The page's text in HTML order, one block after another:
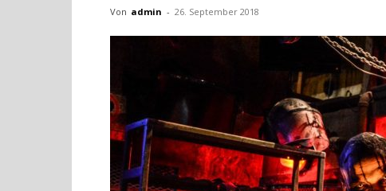
Von admin - 26. September 2018